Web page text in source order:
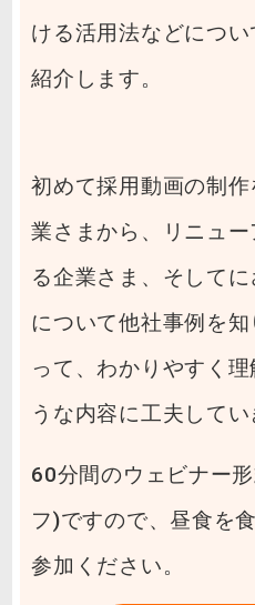
ける活用法などにつ
紹介します。
初めて採用動画の制
業さまから、リニュ
る企業さま、そして
について他社事例を
って、わかりやすく
うな内容に工夫してい
60分間のウェビナー
フ)ですので、昼食を
参加ください。